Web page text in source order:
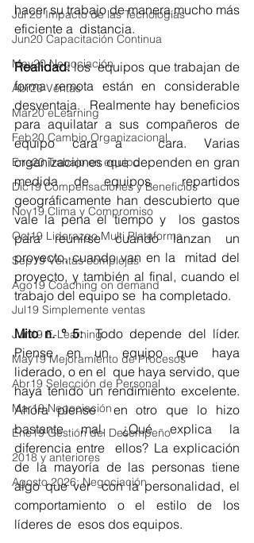
Jul 20 Impacto de las Tecnologías
Jun20 Capacitación Continua
May20 Negociación
Abr20 Ventas
Mar20 eLearning
Feb20 Cambio Organizacional
Ene20 Trabajo en equipo
Dic19 Compensaciones y Beneficios
Nov19 Clima y Compromiso
Oct19 Liderazgo Multi Plataforma
Sep19 Ventas complejas
Ago19 Coaching on demand
Jul19 Simplemente ventas
Jun19 E-Learning
May19 Mejoramiento de Procesos
Abr19 Selección de Personal
Mar19 Negociación
Ene19 Gestión del Desempeño
2018 y anteriores
Agosto 2026: Negociación
hacer su trabajo de manera mucho más
eficiente a  distancia.
Realidad: los  equipos que trabajan de
forma remota están en considerable
desventaja.  Realmente hay beneficios
para aquilatar a sus compañeros de
equipo cara a  cara. Varias
organizaciones que dependen en gran
medida de equipos  repartidos
geográficamente han descubierto que
vale la pena el tiempo y  los gastos
para reunirse cuando lanzan un
proyecto, cuando van en la  mitad del
proyecto, y también al final, cuando el
trabajo del equipo se  ha completado.
Mito n. ° 5:
  Todo depende del líder.
Piense en un equipo que haya
liderado, o en el  que haya servido, que
haya tenido un rendimiento excelente.
Ahora piense  en otro que lo hizo
bastante mal. ¿Qué explica la
diferencia entre  ellos? La explicación
de la mayoría de las personas tiene
algo que ver  con la personalidad, el
comportamiento o el estilo de los
líderes de  esos dos equipos.